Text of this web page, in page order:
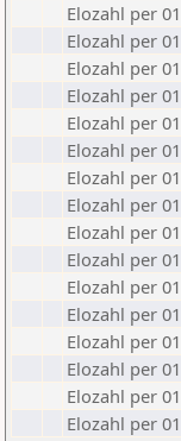
Elozahl per
Elozahl per
Elozahl per
Elozahl per
Elozahl per
Elozahl per
Elozahl per
Elozahl per
Elozahl per
Elozahl per
Elozahl per
Elozahl per
Elozahl per
Elozahl per
Elozahl per
Elozahl per